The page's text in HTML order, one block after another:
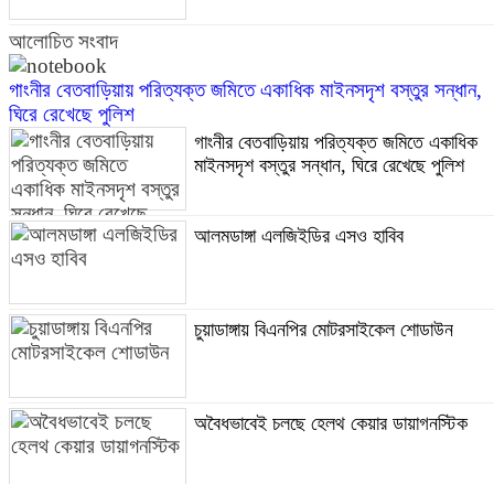
আলোচিত সংবাদ
গাংনীর বেতবাড়িয়ায় পরিত্যক্ত জমিতে একাধিক মাইনসদৃশ বস্তুর সন্ধান,
ঘিরে রেখেছে পুলিশ
গাংনীর বেতবাড়িয়ায় পরিত্যক্ত জমিতে একাধিক
মাইনসদৃশ বস্তুর সন্ধান, ঘিরে রেখেছে পুলিশ
আলমডাঙ্গা এলজিইডির এসও হাবিব
চুয়াডাঙ্গায় বিএনপির মোটরসাইকেল শোডাউন
অবৈধভাবেই চলছে হেলথ কেয়ার ডায়াগনস্টিক